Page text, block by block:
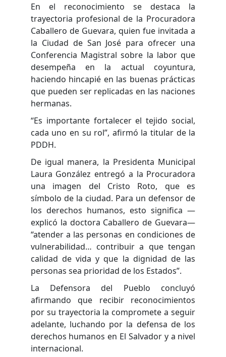
En el reconocimiento se destaca la
trayectoria profesional de la Procuradora
Caballero de Guevara, quien fue invitada a
la Ciudad de San José para ofrecer una
Conferencia Magistral sobre la labor que
desempeña en la actual coyuntura,
haciendo hincapié en las buenas prácticas
que pueden ser replicadas en las naciones
hermanas.
“Es importante fortalecer el tejido social,
cada uno en su rol”, afirmó la titular de la
PDDH.
De igual manera, la Presidenta Municipal
Laura González entregó a la Procuradora
una imagen del Cristo Roto, que es
símbolo de la ciudad. Para un defensor de
los derechos humanos, esto significa —
explicó la doctora Caballero de Guevara—
“atender a las personas en condiciones de
vulnerabilidad… contribuir a que tengan
calidad de vida y que la dignidad de las
personas sea prioridad de los Estados”.
La Defensora del Pueblo concluyó
afirmando que recibir reconocimientos
por su trayectoria la compromete a seguir
adelante, luchando por la defensa de los
derechos humanos en El Salvador y a nivel
internacional.